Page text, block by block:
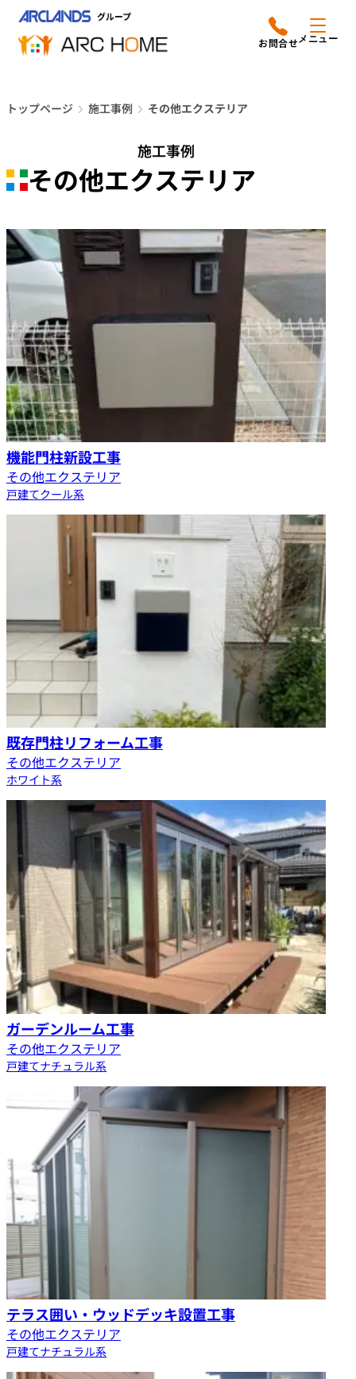
ッ
アークホームについて
施工事例
店舗案内
会社情報
オーナー向け会員サービス
よくあるご質問
サイトマップ
採用情報はこちら
メニュー
営業時間は
平日9時から18時までと
電話をかける
トップページ 施工事例 その他エクステリア
施工事例
その他エクステリア
機能門柱新設工事
その他エクステリア
戸建てクール系
既存門柱リフォーム工事
その他エクステリア
ホワイト系
ガーデンルーム工事
その他エクステリア
戸建てナチュラル系
テラス囲い・ウッドデッキ設置工事
その他エクステリア
戸建てナチュラル系